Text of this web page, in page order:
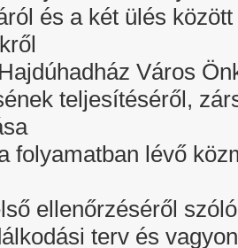
és a két ülés
Város
teljesítéséről,
folyamatban lévő
ellenőrzéséről
terv és